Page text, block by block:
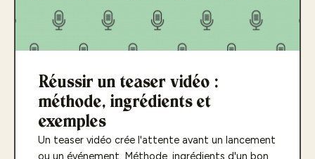
Réussir un teaser vidéo :
méthode, ingrédients et
exemples
Un teaser vidéo crée l'attente avant un lancement
ou un événement. Méthode, ingrédients d'un bon